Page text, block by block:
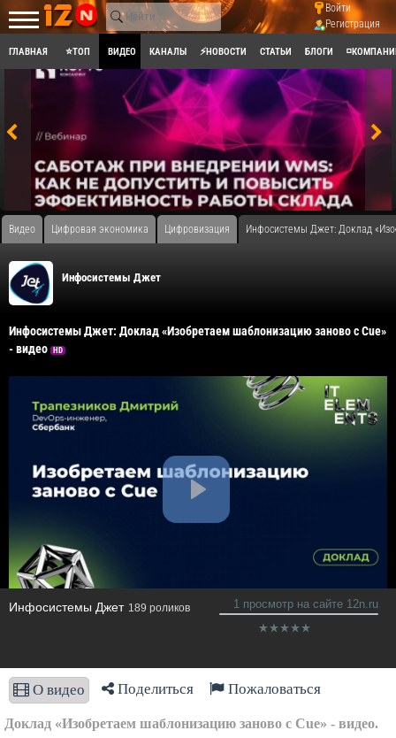
Войти
Регистрация
ГЛАВНАЯ ⭐ТОП ВИДЕО КАНАЛЫ ⚡НОВОСТИ СТАТЬИ БЛОГИ
Видео Цифровая экономика Цифровизация Инфосистемы Джет: Доклад
Инфосистемы Джет
Инфосистемы Джет: Доклад «Изобретаем шаблонизацию заново с Cue»
- видео
HD
Инфосистемы Джет 189 роликов 1 просмотр на сайте 12n.ru
О видео Поделиться Пожаловаться
Доклад «Изобретаем шаблонизацию заново с Cue» - видео.